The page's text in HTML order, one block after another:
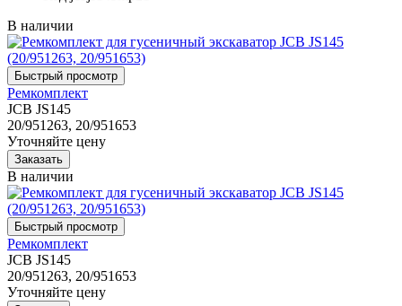
В наличии
Ремкомплект
JCB JS145
20/951263, 20/951653
Уточняйте цену
В наличии
Ремкомплект
JCB JS145
20/951263, 20/951653
Уточняйте цену